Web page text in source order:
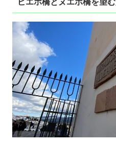
ビエホ橋とヌエボ橋を望